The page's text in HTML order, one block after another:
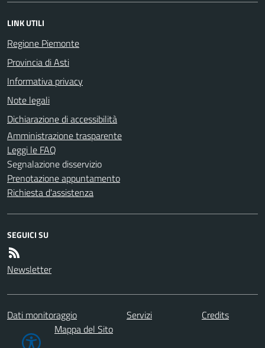
LINK UTILI
Regione Piemonte
Provincia di Asti
Informativa privacy
Note legali
Dichiarazione di accessibilità
Amministrazione trasparente
Leggi le FAQ
Segnalazione disservizio
Prenotazione appuntamento
Richiesta d'assistenza
SEGUICI SU
Newsletter
Dati monitoraggio Servizi
Credits
Mappa del Sito